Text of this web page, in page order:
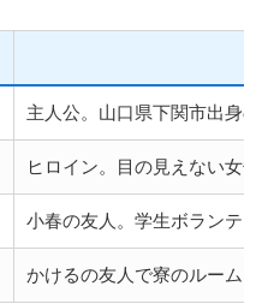
主人公。山口県下関市出身
ヒロイン。目の見えない女
小春の友人。学生ボランテ
かけるの友人で寮のルーム